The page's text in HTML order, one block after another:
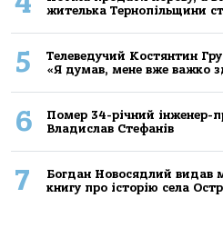
жителькa Тернoпільщини
5
Телеведучий Костянтин
«Я думав, мене вже важко
6
Помер 34-річний інженер-
Владислав Стефанів
7
Богдан Новосядлий видав
книгу про історію села